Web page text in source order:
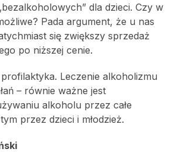
dla dzieci. Czy w
Pada argument, że u nas
się zwiększy sprzedaż
po niższej cenie.
Leczenie alkoholizmu
– równie ważne jest
alkoholu przez całe
przez dzieci i młodzież.